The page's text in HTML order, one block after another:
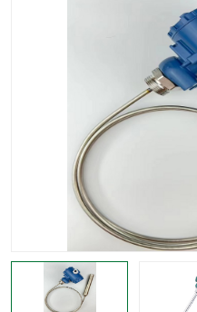
标准型工业压力变送器
差压变送器
压力变送器
温度显示控制仪表
流量计